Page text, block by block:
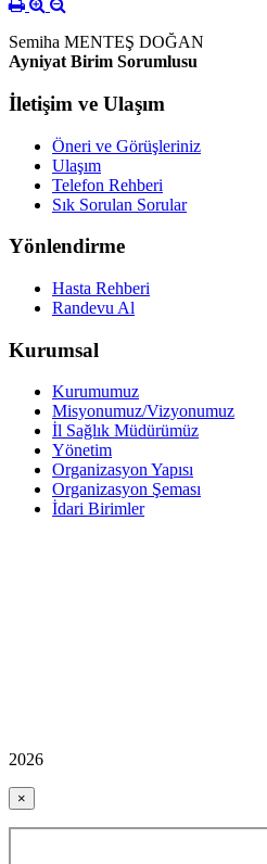
Semiha MENTEŞ DOĞAN
Ayniyat Birim Sorumlusu
İletişim ve Ulaşım
Öneri ve Görüşleriniz
Ulaşım
Telefon Rehberi
Sık Sorulan Sorular
Yönlendirme
Hasta Rehberi
Randevu Al
Kurumsal
Kurumumuz
Misyonumuz/Vizyonumuz
İl Sağlık Müdürümüz
Yönetim
Organizasyon Yapısı
Organizasyon Şeması
İdari Birimler
2026
×